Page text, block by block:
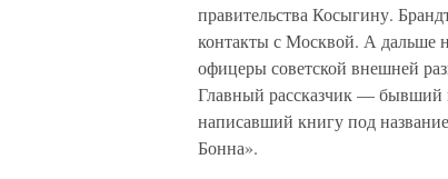
правительства Косыгину.
контакты с Москвой. А дальше
офицеры советской внешней
Главный рассказчик — бывший
написавший книгу под
Бонна».